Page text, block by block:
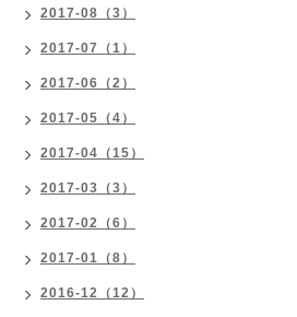
2017-08（3）
2017-07（1）
2017-06（2）
2017-05（4）
2017-04（15）
2017-03（3）
2017-02（6）
2017-01（8）
2016-12（12）